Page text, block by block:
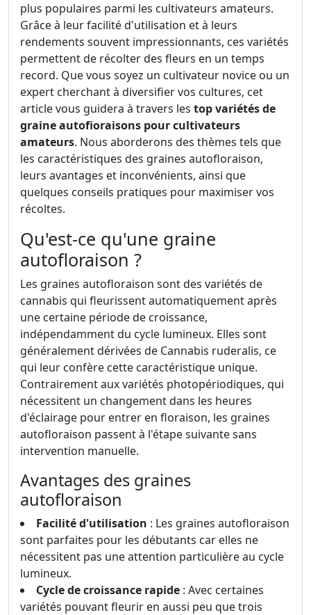
plus populaires parmi les cultivateurs amateurs.
Grâce à leur facilité d'utilisation et à leurs
rendements souvent impressionnants, ces variétés
permettent de récolter des fleurs en un temps
record. Que vous soyez un cultivateur novice ou un
expert cherchant à diversifier vos cultures, cet
article vous guidera à travers les top variétés de
graine autofioraisons pour cultivateurs
amateurs. Nous aborderons des thèmes tels que
les caractéristiques des graines autofloraison,
leurs avantages et inconvénients, ainsi que
quelques conseils pratiques pour maximiser vos
récoltes.
Qu'est-ce qu'une graine
autofloraison ?
Les graines autofloraison sont des variétés de
cannabis qui fleurissent automatiquement après
une certaine période de croissance,
indépendamment du cycle lumineux. Elles sont
généralement dérivées de Cannabis ruderalis, ce
qui leur confère cette caractéristique unique.
Contrairement aux variétés photopériodiques, qui
nécessitent un changement dans les heures
d'éclairage pour entrer en floraison, les graines
autofloraison passent à l'étape suivante sans
intervention manuelle.
Avantages des graines
autofloraison
Facilité d'utilisation : Les graines autofloraison
sont parfaites pour les débutants car elles ne
nécessitent pas une attention particulière au cycle
lumineux.
Cycle de croissance rapide : Avec certaines
variétés pouvant fleurir en aussi peu que trois